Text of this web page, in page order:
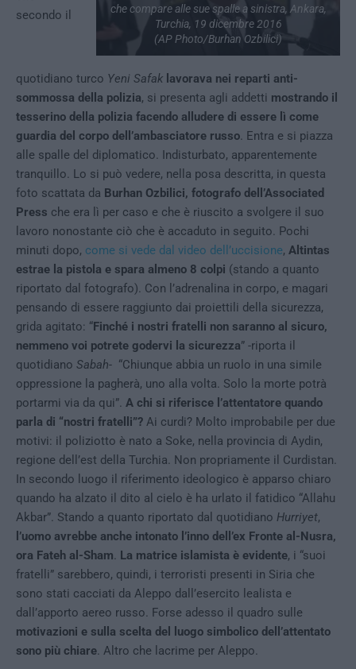
che compare alle sue spalle a sinistra, Ankara,
Turchia, 19 dicembre 2016
(AP Photo/Burhan Ozbilici)
secondo il
quotidiano turco Yeni Safak lavorava nei reparti anti-
sommossa della polizia, si presenta agli addetti mostrando il
tesserino della polizia facendo alludere di essere lì come
guardia del corpo dell’ambasciatore russo. Entra e si piazza
alle spalle del diplomatico. Indisturbato, apparentemente
tranquillo. Lo si può vedere, nella posa descritta, in questa
foto scattata da Burhan Ozbilici, fotografo dell’Associated
Press che era lì per caso e che è riuscito a svolgere il suo
lavoro nonostante ciò che è accaduto in seguito. Pochi
minuti dopo, come si vede dal video dell’uccisione, Altintas
estrae la pistola e spara almeno 8 colpi (stando a quanto
riportato dal fotografo). Con l’adrenalina in corpo, e magari
pensando di essere raggiunto dai proiettili della sicurezza,
grida agitato: “Finché i nostri fratelli non saranno al sicuro,
nemmeno voi potrete godervi la sicurezza” -riporta il
quotidiano Sabah- “Chiunque abbia un ruolo in una simile
oppressione la pagherà, uno alla volta. Solo la morte potrà
portarmi via da qui”. A chi si riferisce l’attentatore quando
parla di “nostri fratelli”? Ai curdi? Molto improbabile per due
motivi: il poliziotto è nato a Soke, nella provincia di Aydin,
regione dell’est della Turchia. Non propriamente il Curdistan.
In secondo luogo il riferimento ideologico è apparso chiaro
quando ha alzato il dito al cielo è ha urlato il fatidico “Allahu
Akbar”. Stando a quanto riportato dal quotidiano Hurriyet,
l’uomo avrebbe anche intonato l’inno dell’ex Fronte al-Nusra,
ora Fateh al-Sham. La matrice islamista è evidente, i “suoi
fratelli” sarebbero, quindi, i terroristi presenti in Siria che
sono stati cacciati da Aleppo dall’esercito lealista e
dall’apporto aereo russo. Forse adesso il quadro sulle
motivazioni e sulla scelta del luogo simbolico dell’attentato
sono più chiare. Altro che lacrime per Aleppo.